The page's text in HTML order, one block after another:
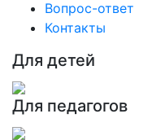
Вопрос-ответ
Контакты
Для детей
Для педагогов